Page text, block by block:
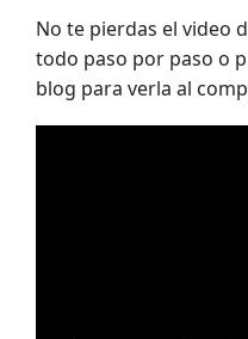
No te pierdas el video
todo paso por paso o
blog para verla al